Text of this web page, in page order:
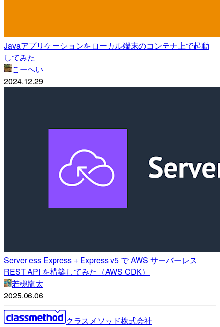
Javaアプリケーションをローカル端末のコンテナ上で起動
してみた
こーへい
2024.12.29
Serverless Express + Express v5 で AWS サーバーレス
REST API を構築してみた（AWS CDK）
若槻龍太
2025.06.06
クラスメソッド株式会社